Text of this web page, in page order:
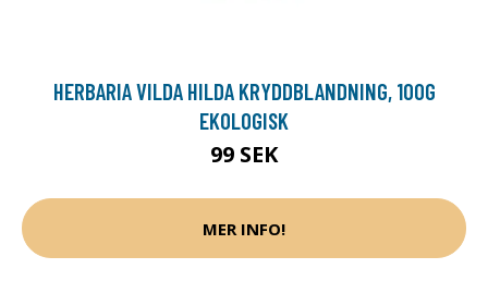
HERBARIA VILDA HILDA KRYDDBLANDNING, 100G
EKOLOGISK
99 SEK
MER INFO!